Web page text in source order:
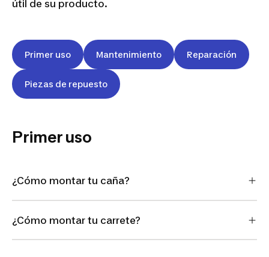
útil de su producto.
Primer uso Mantenimiento Reparación
Piezas de repuesto
Primer uso
¿Cómo montar tu caña?
¿Cómo montar tu carrete?